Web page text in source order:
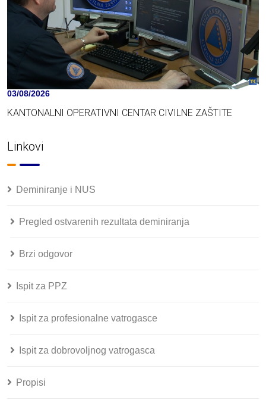
03/08/2026
KANTONALNI OPERATIVNI CENTAR CIVILNE ZAŠTITE
Linkovi
Deminiranje i NUS
Pregled ostvarenih rezultata deminiranja
Brzi odgovor
Ispit za PPZ
Ispit za profesionalne vatrogasce
Ispit za dobrovoljnog vatrogasca
Propisi